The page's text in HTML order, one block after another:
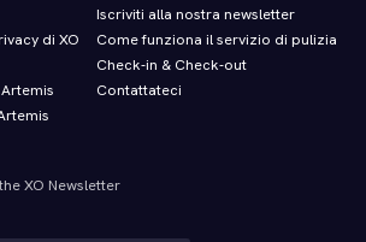
di XO
Iscriviti alla nostra newsletter
Come funziona il servizio di pulizia
Check‑in & Check‑out
Contattateci
XO Newsletter